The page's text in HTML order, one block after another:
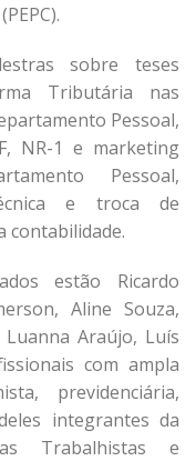
sobre teses
Tributária nas
Pessoal,
NR-1 e marketing
Pessoal,
e troca de
contabilidade.
estão Ricardo
Aline Souza,
Luanna Araújo, Luís
com ampla
previdenciária,
integrantes da
Trabalhistas e